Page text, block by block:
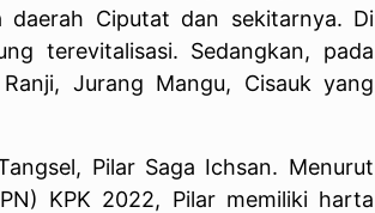
daerah Ciputat dan sekitarnya. Di
terevitalisasi. Sedangkan, pada
Jurang Mangu, Cisauk yang
Pilar Saga Ichsan. Menurut
KPK 2022, Pilar memiliki harta